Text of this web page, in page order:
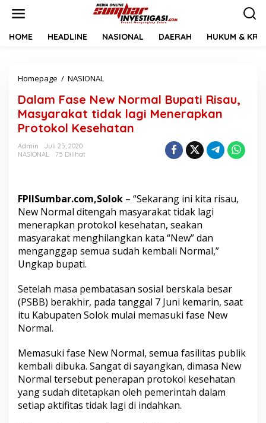
HOME HEADLINE NASIONAL DAERAH HUKUM &
Homepage / NASIONAL
l
a
m
F
w
o
r
m
a
p
a
t
s
a
u
,
M
a
Dalam Fase New Normal Bupati Risau,
Masyarakat tidak lagi Menerapkan
Protokol Kesehatan
Admin
Juli 25, 2020
NASIONAL
75 Dilihat
FPIISumbar.com,Solok – “Sekarang ini kita risau,
New Normal ditengah masyarakat tidak lagi
menerapkan protokol kesehatan, seakan
masyarakat menghilangkan kata “New” dan
menganggap semua sudah kembali Normal,”
Ungkap bupati.
Setelah masa pembatasan sosial berskala besar
(PSBB) berakhir, pada tanggal 7 Juni kemarin, saat
itu Kabupaten Solok mulai memasuki fase New
Normal.
Memasuki fase New Normal, semua fasilitas publik
kembali dibuka. Sangat di sayangkan, dimasa New
Normal tersebut penerapan protokol kesehatan
yang sudah ditetapkan oleh pemerintah dalam
setiap aktifitas tidak lagi di indahkan.